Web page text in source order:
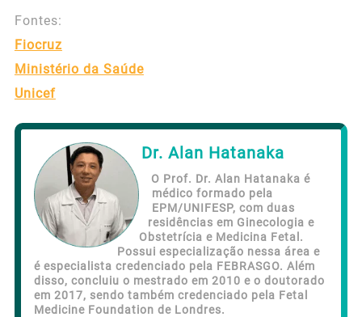
Fontes:
Fiocruz
Ministério da Saúde
Unicef
Dr. Alan Hatanaka
O Prof. Dr. Alan Hatanaka é
médico formado pela
EPM/UNIFESP, com duas
residências em Ginecologia e
Obstetrícia e Medicina Fetal.
Possui especialização nessa área e
é especialista credenciado pela FEBRASGO. Além
disso, concluiu o mestrado em 2010 e o doutorado
em 2017, sendo também credenciado pela Fetal
Medicine Foundation de Londres.